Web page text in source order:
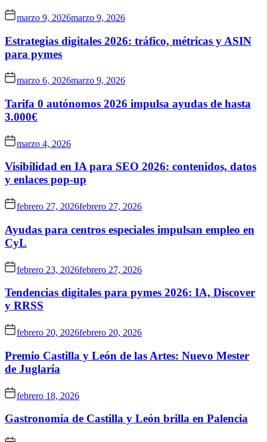
marzo 9, 2026marzo 9, 2026
Estrategias digitales 2026: tráfico, métricas y ASIN
para pymes
marzo 6, 2026marzo 9, 2026
Tarifa 0 autónomos 2026 impulsa ayudas de hasta
3.000€
marzo 4, 2026
Visibilidad en IA para SEO 2026: contenidos, datos
y enlaces pop-up
febrero 27, 2026febrero 27, 2026
Ayudas para centros especiales impulsan empleo en
CyL
febrero 23, 2026febrero 27, 2026
Tendencias digitales para pymes 2026: IA, Discover
y RRSS
febrero 20, 2026febrero 20, 2026
Premio Castilla y León de las Artes: Nuevo Mester
de Juglaría
febrero 18, 2026
Gastronomía de Castilla y León brilla en Palencia